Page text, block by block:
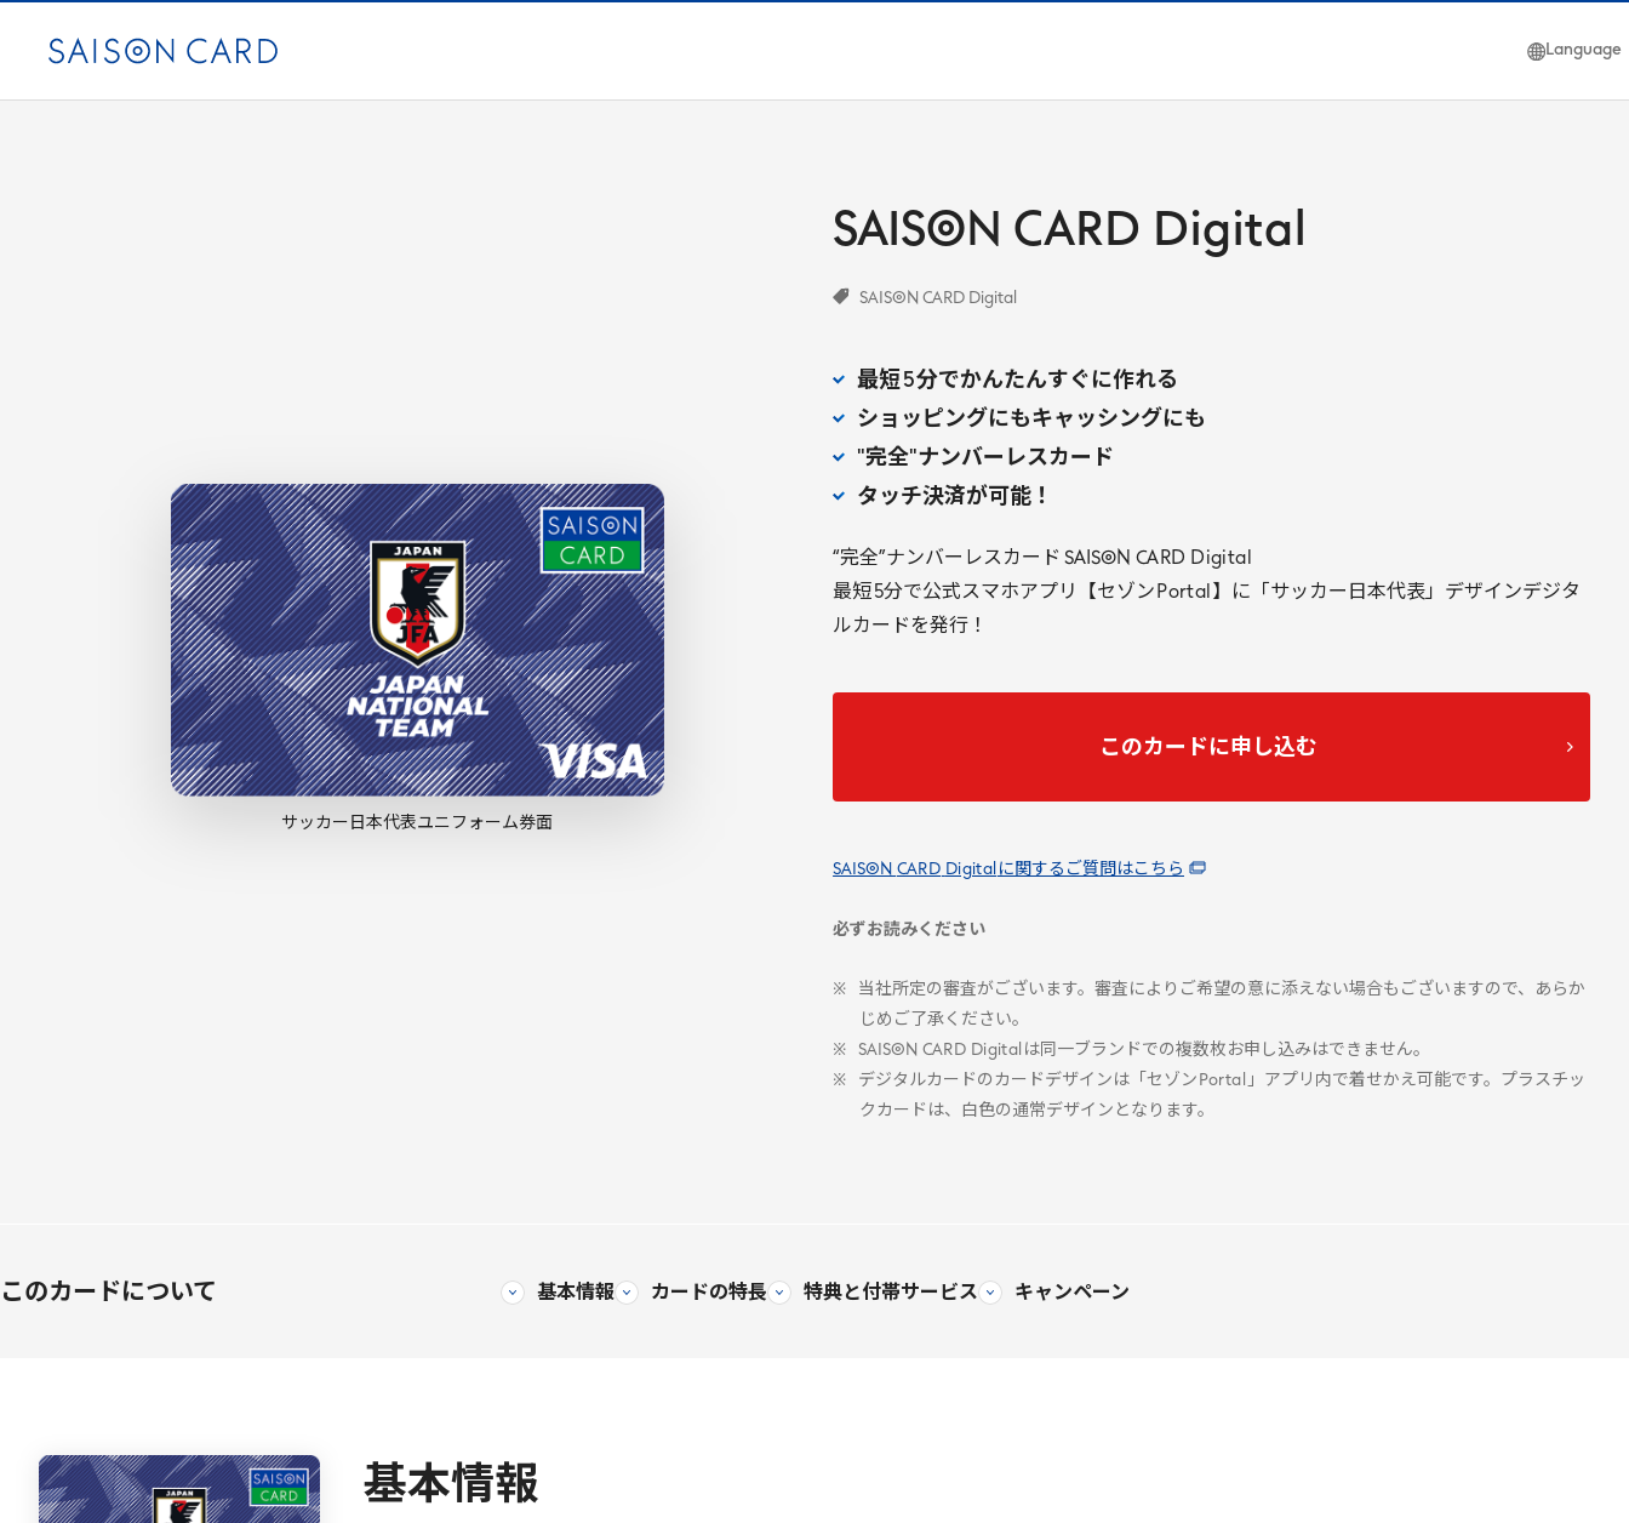
Language
SAISON CARD Digital
SAISON CARD Digital
サッカー日本代表ユニフォーム券面
最短 5分でかんたんすぐに作れる
ショッピングにもキャッシングにも
"完全"ナンバーレスカード
タッチ決済が可能！
“完全”ナンバーレスカード SAISON CARD Digital
最短5分で公式スマホアプリ【セゾン Portal 】に「サッカー日本代表」デザインデジタ
ルカードを発行！
このカードに申し込む
SAISON CARD Digital に関するご質問はこちら
必ずお読みください
当社所定の審査がございます。審査によりご希望の意に添えない場合もございますので、あらか
じめご了承ください。
SAISON CARD Digital は同一ブランドでの複数枚お申し込みはできません。
デジタルカードのカードデザインは「セゾン Portal
」アプリ内で着せかえ可能です。プラスチッ
クカードは、白色の通常デザインとなります。
このカードについて 基本情報 カードの特長 特典と付帯サービス キャンペーン
基本情報